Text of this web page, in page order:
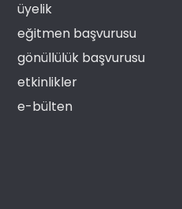
üyelik
eğitmen başvurusu
gönüllülük başvurusu
etkinlikler
e-bülten